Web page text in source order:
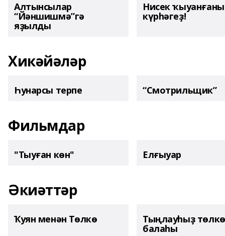
Алтынсылар
“Йәншишмә”гә
яҙылды
Нисек
күрһәгеҙ!
Хикәйәләр
Һунарсы терпе “Смотрильщик”
Фильмдар
"Тыуған көн" Елғыуар
Әкиәттәр
Ҡуян менән Төлкө Тыңлауһыҙ төлкө
балаһы